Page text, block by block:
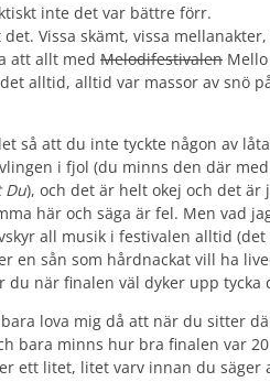
inte det var bättre förr.
Vissa skämt, vissa
att allt med Melodifestivalen
alltid, alltid var massor av snö
så att du inte tyckte någon av
i fjol (du minns den där med
Du), och det är helt okej och det
här och säga är fel. Men vad
all musik i festivalen alltid
en sån som hårdnackat vill ha
du när finalen väl dyker upp tycka
lova mig då att när du sitter
bara minns hur bra finalen var
ett litet, litet varv innan du säger